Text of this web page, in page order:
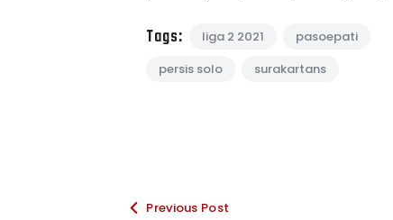
Tags: liga 2 2021
pasoepati
persis solo
surakartans
Previous Post